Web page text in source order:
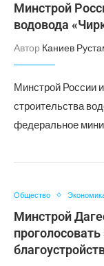
Минстрой
водовода
Автор Каниев
Минстрой России
строительства
федеральное
Общество
Минстрой